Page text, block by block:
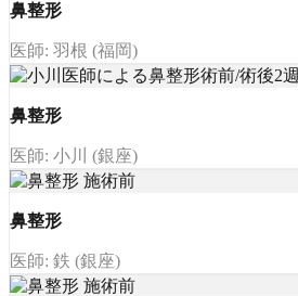
鼻整形
医師: 羽根 (福岡)
鼻整形
医師: 小川 (銀座)
鼻整形
医師: 鉄 (銀座)